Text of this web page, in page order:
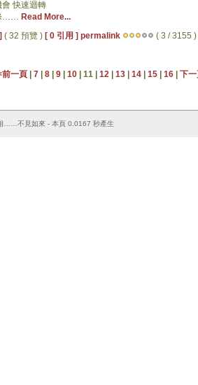
快速迴轉
…… Read More...
( 32 預覽 ) [ 0 引用 ] permalink ( 3 / 3155 )
前一頁 7 8 9 10 | 11 | 12 13 14 15 16 下
……不見如來 - 本頁 0.0167 秒產生